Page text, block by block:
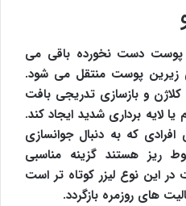
پوست دست نخورده باقی می
زیرین پوست منتقل می شود.
و بازسازی تدریجی بافت
لایه برداری شدید ایجاد کند.
که به دنبال جوانسازی
ریز هستند گزینه مناسبی
این نوع لیزر کوتاه تر است
های روزمره بازگردد.